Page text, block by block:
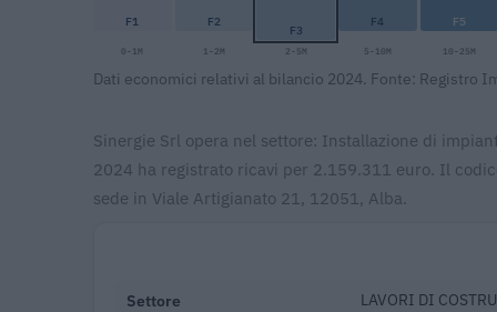
F1 F2 F3 F4 F5
0-1M 1-2M 2-5M 5-10M 10-25M
Dati economici relativi al bilancio 2024. Fonte: Registro
Sinergie Srl opera nel settore: Installazione di
2024 ha registrato ricavi per 2.159.311 euro. Il
sede in Viale Artigianato 21, 12051, Alba.
Settore LAVORI DI